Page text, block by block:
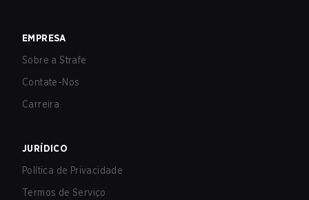
EMPRESA
Sobre a Strafe
Contate-Nos
Carreira
JURÍDICO
Política de Privacidade
Termos de Serviço